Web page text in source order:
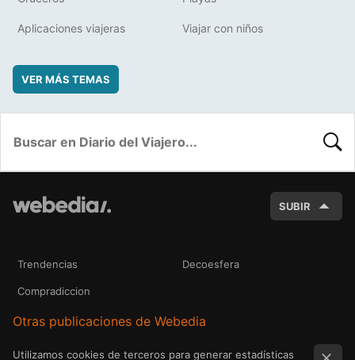
Aplicaciones viajeras Viajar con niños
VER MÁS TEMAS
SUBIR
Trendencias Decoesfera
Compradiccion
Otras publicaciones de Webedia
Utilizamos cookies de terceros para generar estadísticas